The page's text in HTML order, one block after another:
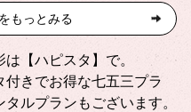
もっとみる
【ハピスタ】で。
きでお得な七五三プラ
ルプランもございます。